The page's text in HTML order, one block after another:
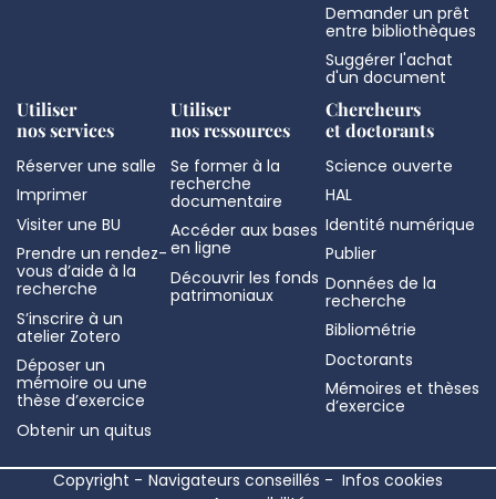
Demander un prêt
entre bibliothèques
Suggérer l'achat
d'un document
Utiliser
nos services
Réserver une salle
Imprimer
Visiter une BU
Prendre un rendez-
vous d’aide à la
recherche
S’inscrire à un
atelier Zotero
Déposer un
mémoire ou une
thèse d’exercice
Obtenir un quitus
Utiliser
nos ressources
Se former à la
recherche
documentaire
Accéder aux bases
en ligne
Découvrir les fonds
patrimoniaux
Chercheurs
et doctorants
Science ouverte
HAL
Identité numérique
Publier
Données de la
recherche
Bibliométrie
Doctorants
Mémoires et thèses
d’exercice
Copyright Navigateurs conseillés
Infos cookies